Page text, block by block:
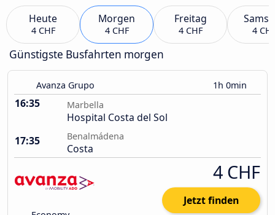
Heute
4 CHF
Morgen
4 CHF
Freitag
4 CHF 4
Günstigste Busfahrten morgen
Avanza Grupo 1h 0min
16:35 Marbella
Hospital Costa del Sol
17:35
Benalmádena
Costa
4 CHF
Jetzt finden